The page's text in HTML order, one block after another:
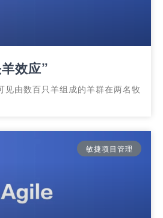
效应”
见由数百只羊组成的羊群在两名牧
敏捷项目管理